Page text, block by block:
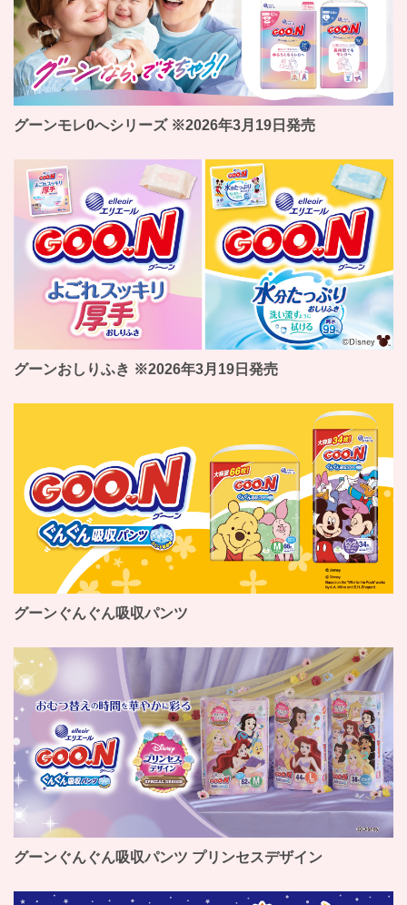
グーンモレ0へシリーズ ※2026年3月19日発売
グーンおしりふき ※2026年3月19日発売
グーンぐんぐん吸収パンツ
グーンぐんぐん吸収パンツ プリンセスデザイン